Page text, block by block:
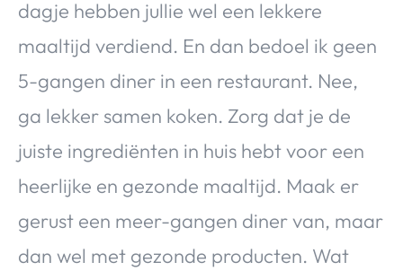
dagje hebben jullie wel een lekkere
maaltijd verdiend. En dan bedoel ik geen
5-gangen diner in een restaurant. Nee,
ga lekker samen koken. Zorg dat je de
juiste ingrediënten in huis hebt voor een
heerlijke en gezonde maaltijd. Maak er
gerust een meer-gangen diner van, maar
dan wel met gezonde producten. Wat